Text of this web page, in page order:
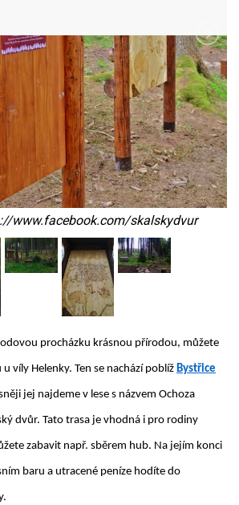
www.facebook.com/skalskydvur
procházku krásnou přírodou, můžete
víly Helenky. Ten se nachází poblíž Bystřice
jej najdeme v lese s názvem Ochoza
dvůr. Tato trasa je vhodná i pro rodiny
zabavit např. sběrem hub. Na jejím konci
baru a utracené peníze hodíte do